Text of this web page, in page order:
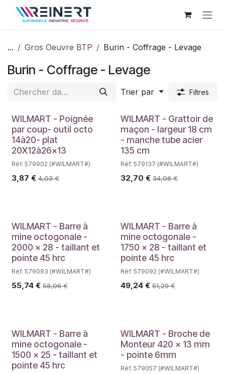
Se rendre au contenu
... Gros Oeuvre BTP Burin - Coffrage - Levage
Burin - Coffrage - Levage
Trier par Filtres
WILMART - Poignée
par coup- outil octo
14à20- plat
20X12à26x13
Réf. 579902 (#WILMART#)
3,87 € 4,03€
WILMART - Grattoir de
maçon - largeur 18 cm
- manche tube acier
135 cm
Réf. 579137 (#WILMART#)
32,70 € 34,06€
WILMART - Barre à
mine octogonale -
2000 x 28 - taillant et
pointe 45 hrc
Réf. 579093 (#WILMART#)
55,74 € 58,06€
WILMART - Barre à
mine octogonale -
1750 x 28 - taillant et
pointe 45 hrc
Réf. 579092 (#WILMART#)
49,24€ 51,29€
WILMART - Barre à
mine octogonale -
1500 x 25 - taillant et
pointe 45 hrc
WILMART - Broche de
Monteur 420 x 13 mm
- pointe 6mm
Réf. 579057 (#WILMART#)